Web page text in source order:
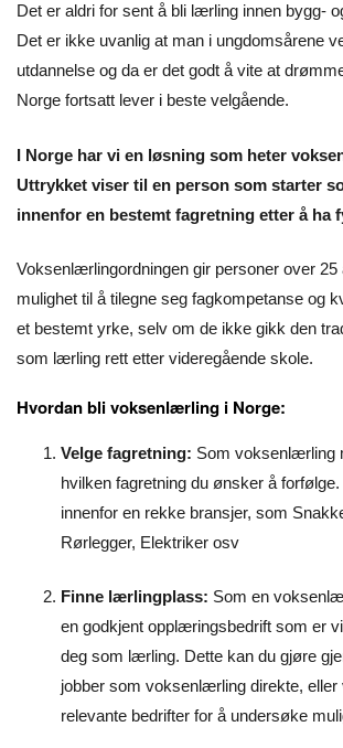
Det er aldri for sent å bli lærling innen bygg-
Det er ikke uvanlig at man i ungdomsårene
utdannelse og da er det godt å vite at
Norge fortsatt lever i beste velgående.
I Norge har vi en løsning som heter
Uttrykket viser til en person som starter
innenfor en bestemt fagretning etter å ha
Voksenlærlingordningen gir personer over 25
mulighet til å tilegne seg fagkompetanse og
et bestemt yrke, selv om de ikke gikk den
som lærling rett etter videregående skole.
Hvordan bli voksenlærling i Norge:
Velge fagretning: Som voksenlærling
hvilken fagretning du ønsker å
innenfor en rekke bransjer, som
Rørlegger, Elektriker osv
Finne lærlingplass: Som en
en godkjent opplæringsbedrift som er
deg som lærling. Dette kan du gjøre
jobber som voksenlærling direkte, eller
relevante bedrifter for å undersøke